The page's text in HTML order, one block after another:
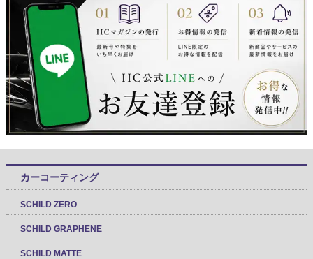
カーコーティング
SCHILD ZERO
SCHILD GRAPHENE
SCHILD MATTE